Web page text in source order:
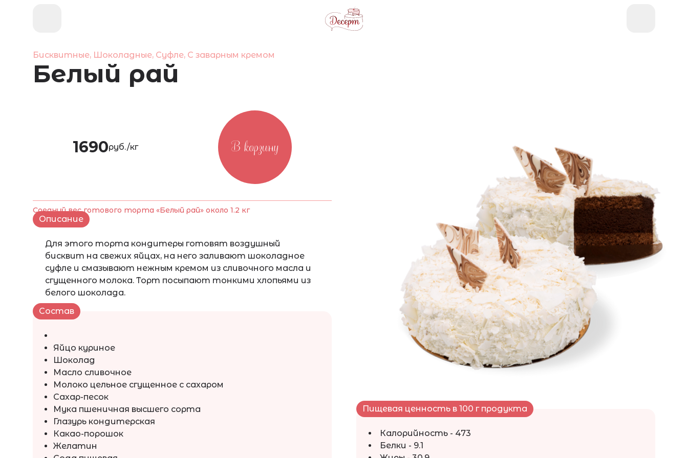
Бисквитные, Шоколадные, Суфле, С заварным кремом
Белый рай
Пищевая ценность в 100 г продукта
Калорийность - 473
Белки - 9.1
1690руб./кг В корзину
Средний вес готового торта «Белый рай» около 1.2 кг
Описание
Для этого торта кондитеры готовят воздушный
бисквит на свежих яйцах, на него заливают шоколадное
суфле и смазывают нежным кремом из сливочного масла и
сгущенного молока. Торт посыпают тонкими хлопьями из
белого шоколада.
Состав
Яйцо куриное
Шоколад
Масло сливочное
Молоко цельное сгущенное с сахаром
Сахар-песок
Мука пшеничная высшего сорта
Глазурь кондитерская
Какао-порошок
Желатин